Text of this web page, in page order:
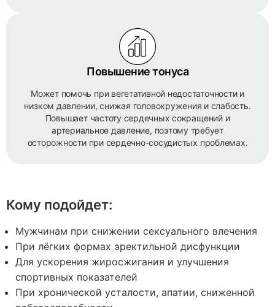
Повышение тонуса
Может помочь при вегетативной недостаточности и
низком давлении, снижая головокружения и слабость.
Повышает частоту сердечных сокращений и
артериальное давление, поэтому требует
осторожности при сердечно-сосудистых проблемах.
Кому подойдет:
Мужчинам при снижении сексуального влечения
При лёгких формах эректильной дисфункции
Для ускорения жиросжигания и улучшения
спортивных показателей
При хронической усталости, апатии, сниженной